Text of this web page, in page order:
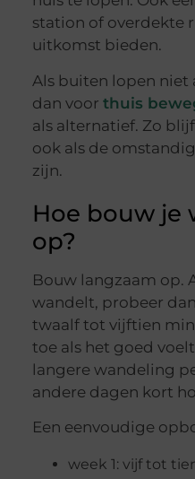
station of overdekte
uitkomst bieden.
Als buiten lopen niet
dan voor thuis
als alternatief. Zo
ook als de
zijn.
Hoe bouw je
op?
Bouw langzaam op.
wandelt, probeer
twaalf tot vijftien
toe als het goed
langere wandeling
andere dagen kort
Een eenvoudige
week 1: vijf tot